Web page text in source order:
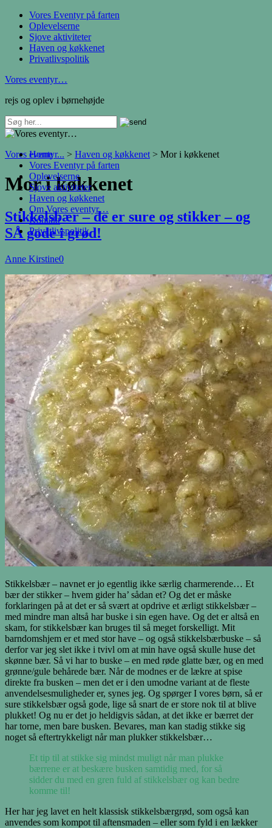
Vores Eventyr på farten
Oplevelserne
Sjove aktiviteter
Haven og køkkenet
Privatlivspolitik
Vores eventyr…
rejs og oplev i børnehøjde
Home
Vores Eventyr på farten
Oplevelserne
Sjove aktiviteter
Haven og køkkenet
Om Vores eventyr…
Kontakt
Privatlivspolitik
Vores eventyr... > Haven og køkkenet > Mor i køkkenet
Mor i køkkenet
Stikkelsbær – de er sure og stikker – og
SÅ gode i grød!
Anne Kirstine0
Stikkelsbær – navnet er jo egentlig ikke særlig charmerende… Et
bær der stikker – hvem gider ha’ sådan et? Og det er måske
forklaringen på at det er så svært at opdrive et ærligt stikkelsbær –
med mindre man altså har buske i sin egen have. Og det er altså en
skam, for stikkelsbær kan bruges til så meget forskelligt. Mit
barndomshjem er et med stor have – og også stikkelsbærbuske – så
derfor var jeg slet ikke i tvivl om at min have også skulle huse det
skønne bær. Så vi har to buske – en med røde glatte bær, og en med
grønne/gule behårede bær. Når de modnes er de lækre at spise
direkte fra busken – men det er i den umodne variant at de fleste
anvendelsesmuligheder er, synes jeg. Og spørger I vores børn, så er
sure stikkelsbær også gode, lige så snart de er store nok til at blive
plukket! Og nu er det jo heldigvis sådan, at det ikke er bærret der
har torne, men bare busken. Bevares, man kan stadig stikke sig
noget så eftertrykkeligt når man plukker stikkelsbær…
Et tip til at stikke sig mindst muligt når man plukke
bærrene er at beskære busken samtidig med, for så
sidder du med en gren fuld af stikkelsbær og kan bedre
komme til!
Her har jeg lavet en helt klassisk stikkelsbærgrød, som også kan
anvendes som kompot til aftensmaden – eller som fyld i en lækker